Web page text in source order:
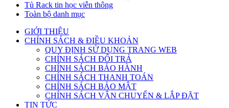
Tủ Rack tin học viễn thông
Toàn bộ danh mục
GIỚI THIỆU
CHÍNH SÁCH & ĐIỀU KHOẢN
QUY ĐỊNH SỬ DỤNG TRANG WEB
CHÍNH SÁCH ĐỔI TRẢ
CHÍNH SÁCH BẢO HÀNH
CHÍNH SÁCH THANH TOÁN
CHÍNH SÁCH BẢO MẬT
CHÍNH SÁCH VẬN CHUYỂN & LẮP ĐẶT
TIN TỨC